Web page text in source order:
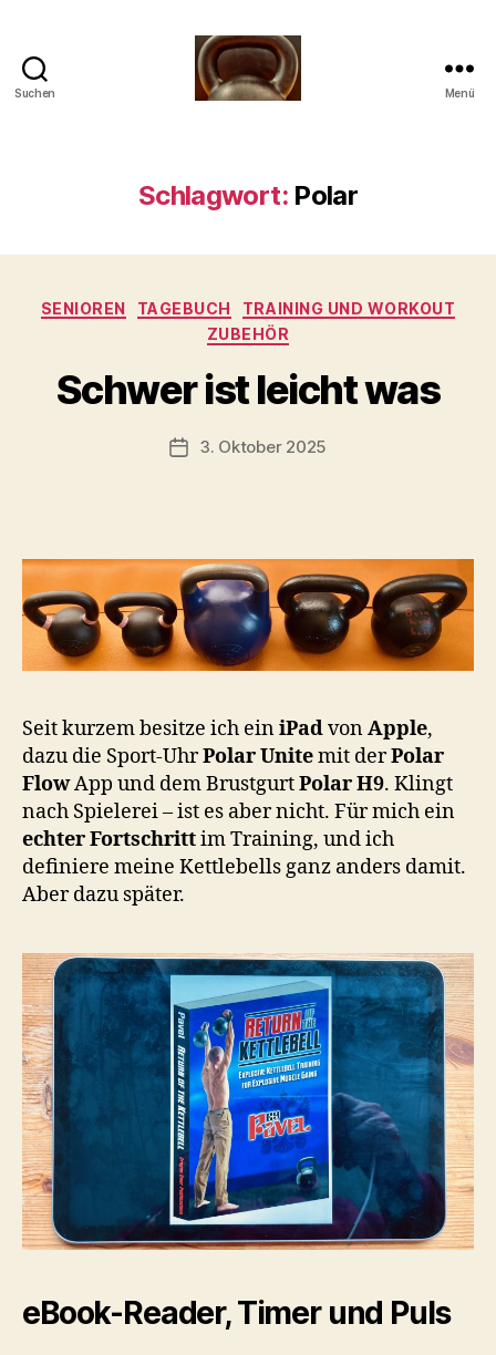
Suchen
der
Kettlebell
Menü
Schlagwort: Polar
Kategorien
SENIOREN TAGEBUCH
TRAINING UND WORKOUT
ZUBEHÖR
Schwer ist leicht was
Beitragsautor
V
o
b
-
c
n
Beitragsdatum
3. Oktober 2025
Seit kurzem besitze ich einiPadvonApple,
dazu die Sport-UhrPolar Unitemit derPolar
FlowApp und dem BrustgurtPolar H9. Klingt
nach Spielerei – ist es aber nicht. Für mich ein
echter Fortschrittim Training, und ich
definiere meine Kettlebells ganz anders damit.
Aber dazu später.
eBook-Reader, Timer und Puls